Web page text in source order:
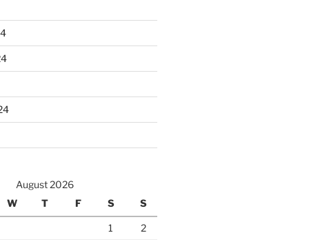
August 2026
W T F S S
1
2